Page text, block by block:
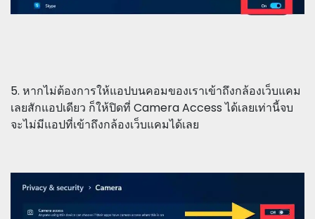
5. หากไม่ต้องการให้แอปบนคอมของเราเข้าถึงกล้องเว็บแคม
เลยสักแอปเดียว ก็ให้ปิดที่ Camera Access ได้เลยเท่านี้จบ
จะไม่มีแอปที่เข้าถึงกล้องเว็บแคมได้เลย